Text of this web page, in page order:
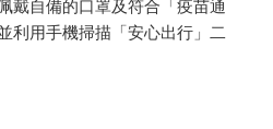
戴自備的口罩及符合「疫苗通
利用手機掃描「安心出行」二